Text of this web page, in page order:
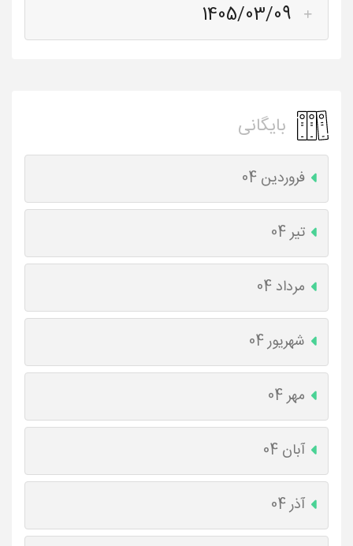
1405/03/09
بایگانی
فروردین 04
تیر 04
مرداد 04
شهریور 04
مهر 04
آبان 04
آذر 04